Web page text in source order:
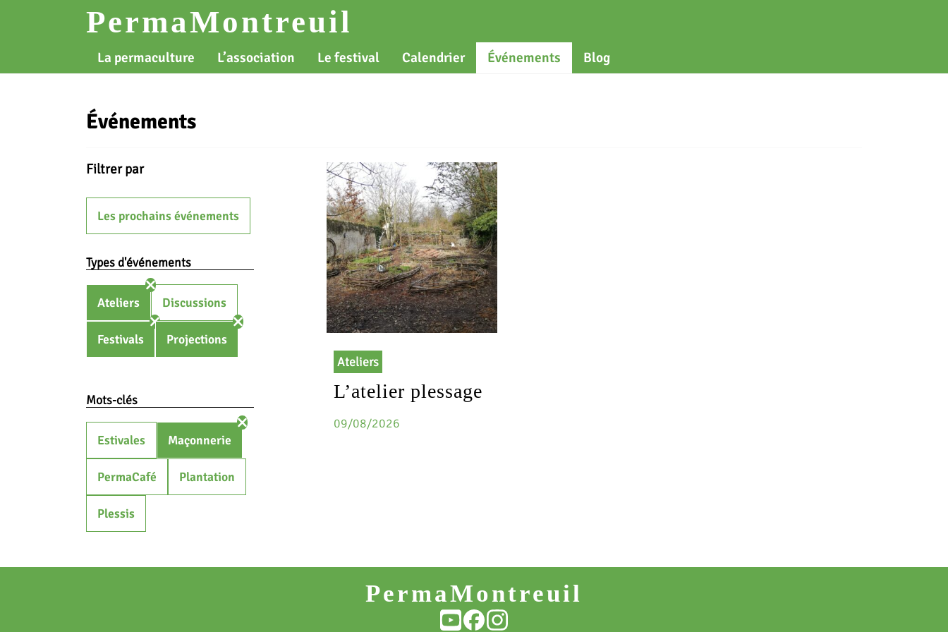
PermaMontreuil
La permaculture L’association Le festival Calendrier Événements Blog
Événements
Filtrer par
Les prochains événements
Types d'événements
Ateliers Discussions
Festivals Projections
Mots-clés
Estivales Maçonnerie
PermaCafé Plantation
Plessis
Ateliers
L’atelier plessage
09/08/2026
PermaMontreuil